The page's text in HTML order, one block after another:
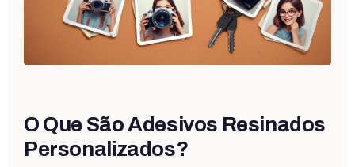
O Que São Adesivos Resinados
Personalizados?